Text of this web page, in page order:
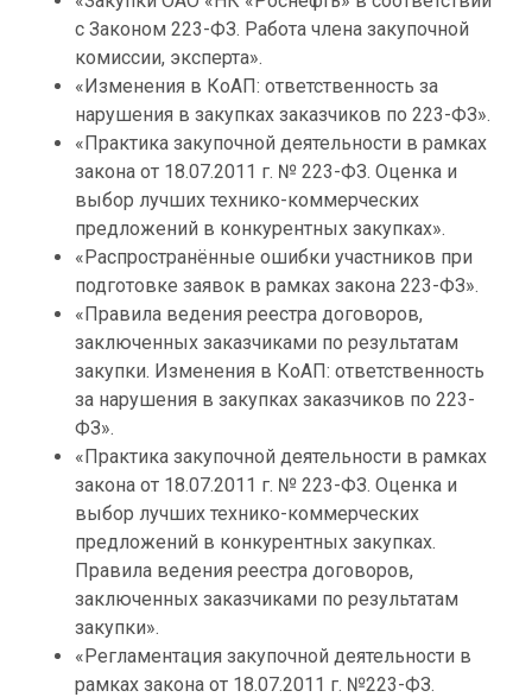
с Законом 223-ФЗ. Работа члена закупочной
комиссии, эксперта».
«Изменения в КоАП: ответственность за
нарушения в закупках заказчиков по 223-ФЗ».
«Практика закупочной деятельности в рамках
закона от 18.07.2011 г. № 223-ФЗ. Оценка и
выбор лучших технико-коммерческих
предложений в конкурентных закупках».
«Распространённые ошибки участников при
подготовке заявок в рамках закона 223-ФЗ».
«Правила ведения реестра договоров,
заключенных заказчиками по результатам
закупки. Изменения в КоАП: ответственность
за нарушения в закупках заказчиков по 223-
ФЗ».
«Практика закупочной деятельности в рамках
закона от 18.07.2011 г. № 223-ФЗ. Оценка и
выбор лучших технико-коммерческих
предложений в конкурентных закупках.
Правила ведения реестра договоров,
заключенных заказчиками по результатам
закупки».
«Регламентация закупочной деятельности в
рамках закона от 18.07.2011 г. №223-ФЗ.